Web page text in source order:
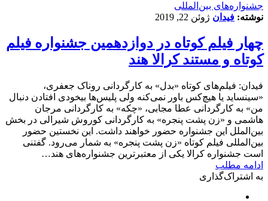
‌‌جشنواره‌های بین‌المللی
نوشته: فیدان ژوئن 22, 2019
چهار فیلم کوتاه در دوازدهمین جشنواره فیلم
کوتاه و مستند کرالا هند
فیدان: فیلم‌های کوتاه «بدل» به کارگردانی روناک جعفری،
«سینساید یا هیچ‌کس باور نمی‌کنه ولی پلیس‌ها بیخودی افتادن دنبال
من» به کارگردانی عطا مجابی، «چکه» به کارگردانی مرجان
هاشمی و «زن پشت پنجره» به کارگردانی کوروش شیرالی در بخش
بین‌الملل این جشنواره حضور خواهند داشت. این نخستین حضور
بین‌المللی فیلم کوتاه «زن پشت پنجره» به شمار می‌رود. گفتنی
است جشنواره کرالا یکی از معتبرترین جشنواره‌های هند…
ادامه مطلب
به اشتراک‌گذاری